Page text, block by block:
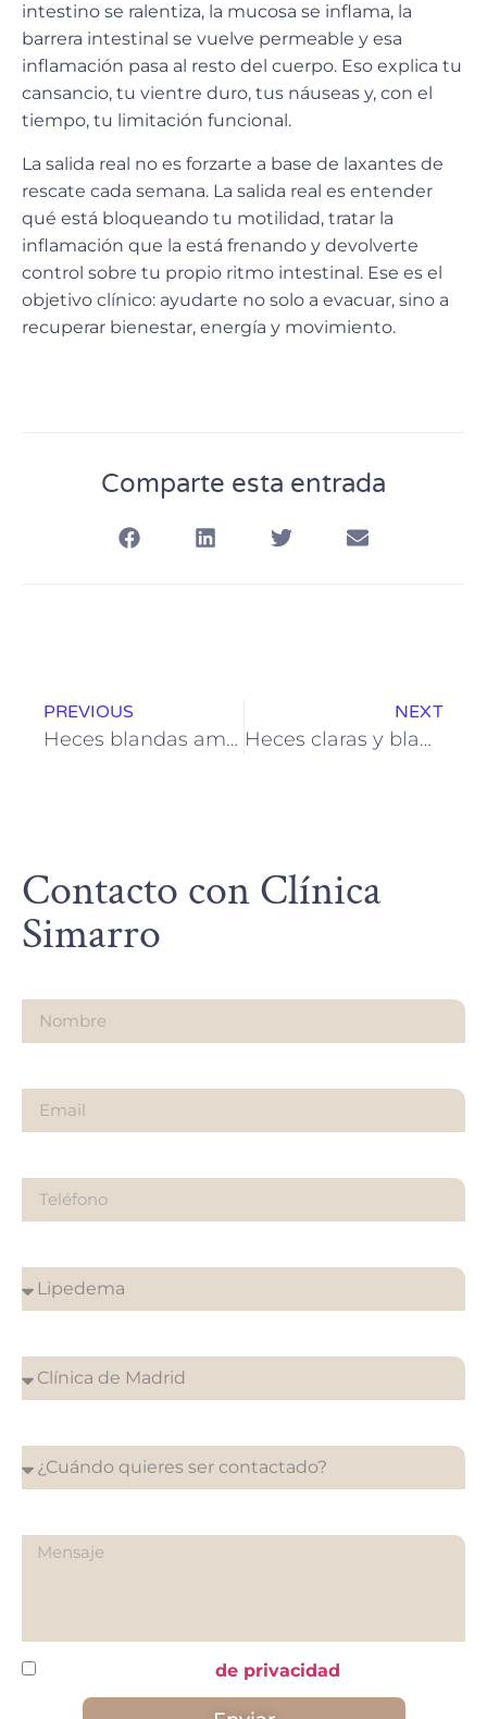
intestino se ralentiza, la mucosa se inflama, la
barrera intestinal se vuelve permeable y esa
inflamación pasa al resto del cuerpo. Eso explica tu
cansancio, tu vientre duro, tus náuseas y, con el
tiempo, tu limitación funcional.
La salida real no es forzarte a base de laxantes de
rescate cada semana. La salida real es entender
qué está bloqueando tu motilidad, tratar la
inflamación que la está frenando y devolverte
control sobre tu propio ritmo intestinal. Ese es el
objetivo clínico: ayudarte no solo a evacuar, sino a
recuperar bienestar, energía y movimiento.
Comparte esta entrada
PREVIOUS
Heces blandas amarillas: ¿Qué indican y cuándo preocuparse?
NEXT
Heces claras y blandas: ¿Qué pueden estar indicando sobre tu salud digestiva?
Contacto con Clínica
Simarro
de privacidad